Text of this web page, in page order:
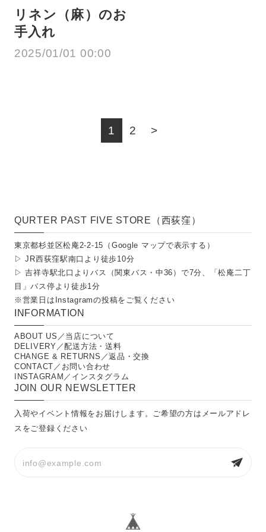
リネン（麻）のお
手入れ
2025/01/01 00:00
1 2
QURTER PAST FIVE STORE（西荻窪）
東京都杉並区松庵2-2-15（ Google マップで表示する ）
▷ JR西荻窪駅南口より徒歩10分
▷ 吉祥寺駅北口よりバス（関東バス・中36）で7分、「松庵二丁
目」バス停より徒歩1分
※営業日は Instagramの投稿をご覧ください
INFORMATION
ABOUT US／当店について
DELIVERY／配送方法・送料
CHANGE & RETURNS／返品・交換
CONTACT／お問い合わせ
INSTAGRAM／インスタグラム
JOIN OUR NEWSLETTER
入荷やイベント情報をお届けします。ご希望の方はメールアドレ
スをご登録ください